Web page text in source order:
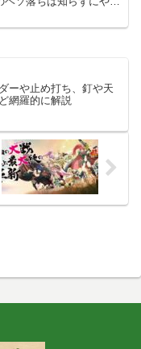
で読んでおいて損はな
ーや止め打ち、釘や天
網羅的に解説